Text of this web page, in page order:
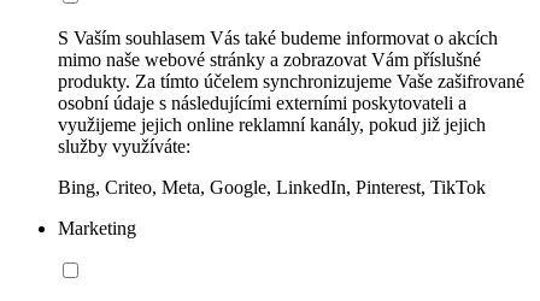
S Vaším souhlasem Vás také budeme informovat o akcích
mimo naše webové stránky a zobrazovat Vám příslušné
produkty. Za tímto účelem synchronizujeme Vaše zašifrované
osobní údaje s následujícími externími poskytovateli a
využijeme jejich online reklamní kanály, pokud již jejich
služby využíváte:
Bing, Criteo, Meta, Google, LinkedIn, Pinterest, TikTok
Marketing